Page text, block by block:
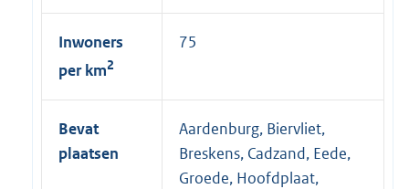
Inwoners
per km2
75
Bevat
plaatsen
Aardenburg, Biervliet,
Breskens, Cadzand, Eede,
Groede, Hoofdplaat,